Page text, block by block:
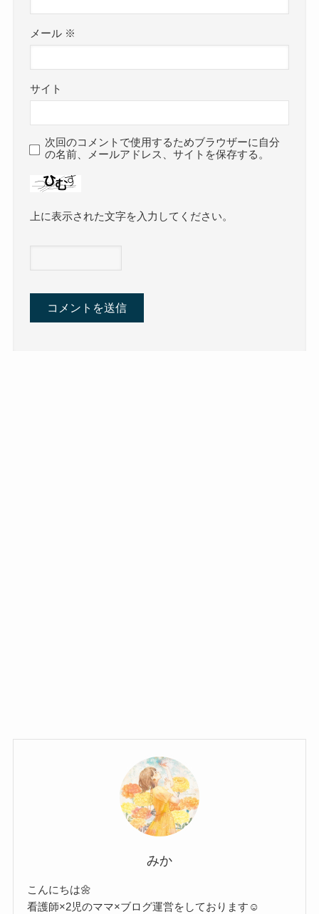
メール ※
サイト
次回のコメントで使用するためブラウザーに自分
の名前、メールアドレス、サイトを保存する。
上に表示された文字を入力してください。
みか
こんにちは🌼
看護師×2児のママ×ブログ運営をしております☺︎